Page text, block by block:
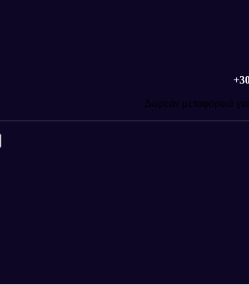
Δωρεάν μεταφορικά